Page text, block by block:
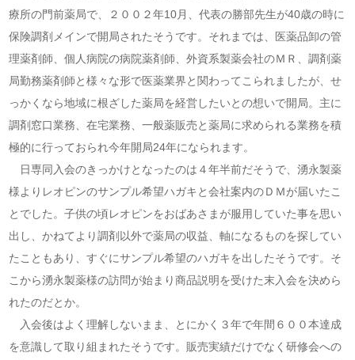
療所の門前薬局で、２００２年10月、代表の勝部先生が40歳の時に
保険調剤メインで開局されたそうです。それまでは、医薬品卸の管
理薬剤師、個人病院の病院薬剤師、外資系製薬会社のＭＲ、調剤薬
局勤務薬剤師と様々な形で医薬業界と関わってこられましたが、せ
っかくなら地域に根ざした薬局を経営したいとの想いで開局。主に
調剤窓口業務、在宅業務、一般薬販売と薬局に求められる業務を積
極的に行っておられ今年開局24年になられます。
日専同入会のきっかけとなったのは４年半前だそうで、湧永製薬
様よりレオピンのサンプル希望ハガキと会社案内のＤＭが届いたこ
とでした。子供の頃レオピンをおばあさまが服用していた事を思い
出し、かねてより調剤以外で薬局の収益、軸になるものを探してい
たこともあり、すぐにサンプル希望のハガキを出したそうです。そ
こから湧永製薬様の訪問が始まり商品説明を受けた末入会を決めら
れたのだとか。
入会後はよく理解しないまま、とにかく３年で年間６００本達成
を意識して取り組まれたそうです。販売実績だけでなく研修会への